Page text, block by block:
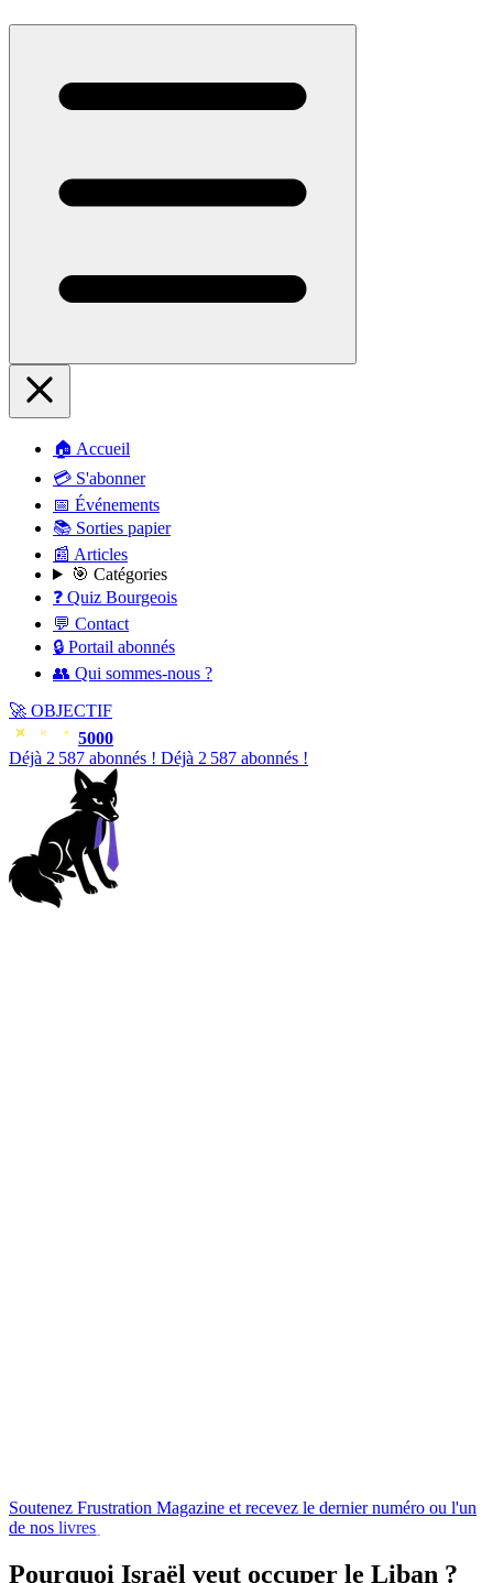
🏠 Accueil
💳 S'abonner
📅 Événements
📚 Sorties papier
📰 Articles
🎯 Catégories
❓ Quiz Bourgeois
💬 Contact
🔒 Portail abonnés
👥 Qui sommes-nous ?
🚀 OBJECTIF
5000
Déjà 2 589 abonnés ! Déjà 2 589 abonnés !
Soutenez Frustration Magazine et recevez le dernier numéro ou l'un
de nos livres
Pourquoi Israël veut occuper le Liban ?